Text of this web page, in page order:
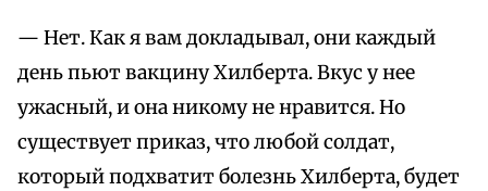
— Нет. Как я вам докладывал, они каждый
день пьют вакцину Хилберта. Вкус у нее
ужасный, и она никому не нравится. Но
существует приказ, что любой солдат,
который подхватит болезнь Хилберта, будет